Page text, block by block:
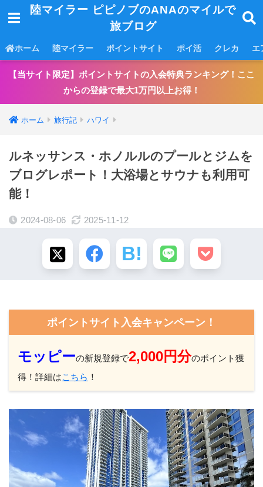
陸マイラー ピピノブのANAのマイルで
旅ブログ
ホーム 陸マイラー ポイントサイト ポイ活 クレカ エ
【当サイト限定】ポイントサイトの入会特典ランキング！ここ
からの登録で最大1万円以上お得！
ホーム 旅行記 ハワイ
ルネッサンス・ホノルルのプールとジムを
ブログレポート！大浴場とサウナも利用可
能！
2024-08-06 2025-11-12
ポイントサイト入会キャンペーン！
モッピーの新規登録で2,000円分のポイント獲
得！詳細はこちら ！